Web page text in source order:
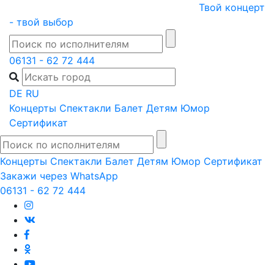
content
Твой концерт
- твой выбор
06131 - 62 72 444
DE RU
Концерты Спектакли Балет Детям Юмор
Сертификат
Концерты Спектакли Балет Детям Юмор Сертификат
Закажи через WhatsApp
06131 - 62 72 444